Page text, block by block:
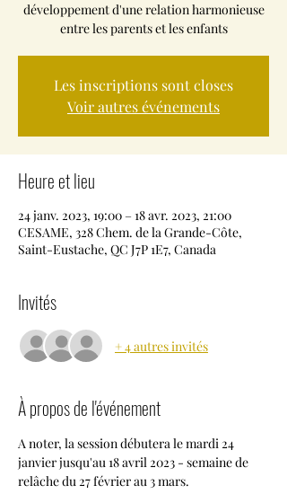
développement d'une relation harmonieuse
entre les parents et les enfants
Les inscriptions sont closes
Voir autres événements
Heure et lieu
24 janv. 2023, 19:00 – 18 avr. 2023, 21:00
CESAME, 328 Chem. de la Grande-Côte,
Saint-Eustache, QC J7P 1E7, Canada
Invités
+ 4 autres invités
À propos de l'événement
A noter, la session débutera le mardi 24
janvier jusqu'au 18 avril 2023 - semaine de
relâche du 27 février au 3 mars.